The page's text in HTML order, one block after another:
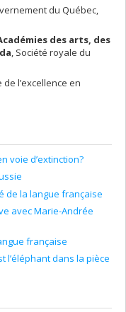
du Québec,
des arts, des
, Société royale du
l’excellence en
voie d’extinction?
de la langue française
avec Marie-Andrée
française
l’éléphant dans la pièce